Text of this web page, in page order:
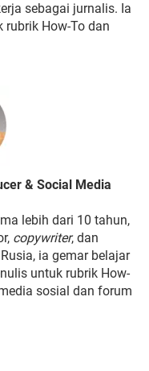
sebagai jurnalis. Ia
How-To dan
& Social Media
lebih dari 10 tahun,
copywriter, dan
ia gemar belajar
untuk rubrik How-
sosial dan forum